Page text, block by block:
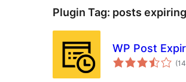
Plugin Tag: posts expiring
WP Post
(14